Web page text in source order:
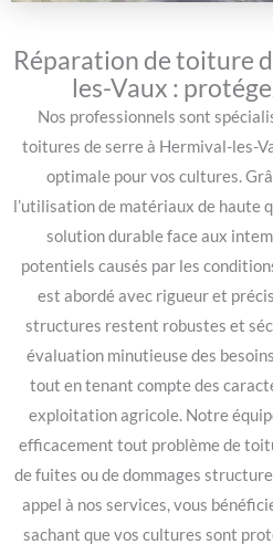
Réparation de toiture
les-Vaux :
Nos professionnels sont
toitures de serre à Hermival-les-
optimale pour vos cultures.
l’utilisation de matériaux de haute
solution durable face aux
potentiels causés par les
est abordé avec rigueur et
structures restent robustes et
évaluation minutieuse des
tout en tenant compte des
exploitation agricole. Notre
efficacement tout problème de
de fuites ou de dommages
appel à nos services, vous
sachant que vos cultures sont